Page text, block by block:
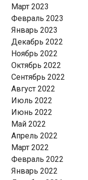
Март 2023
Февраль 2023
Январь 2023
Декабрь 2022
Ноябрь 2022
Октябрь 2022
Сентябрь 2022
Август 2022
Июль 2022
Июнь 2022
Май 2022
Апрель 2022
Март 2022
Февраль 2022
Январь 2022